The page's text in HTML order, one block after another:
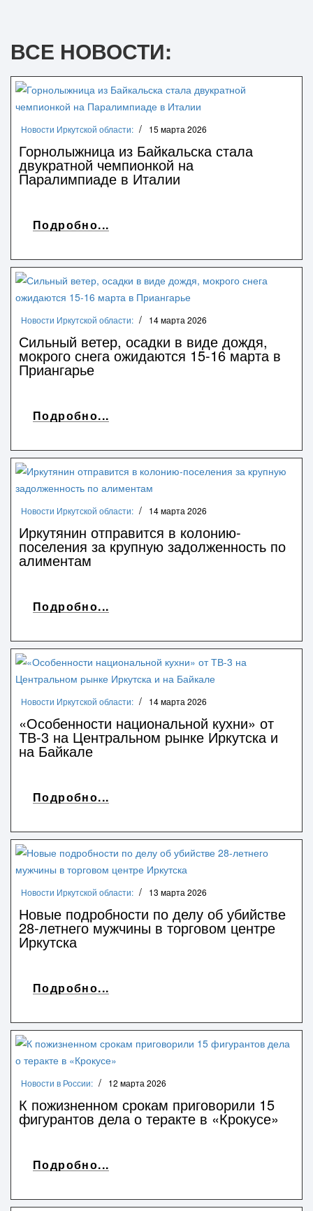
ВСЕ НОВОСТИ:
Новости Иркутской области: 15 марта 2026
Горнолыжница из Байкальска стала
двукратной чемпионкой на
Паралимпиаде в Италии
Подробно...
Новости Иркутской области: 14 марта 2026
Сильный ветер, осадки в виде дождя,
мокрого снега ожидаются 15-16 марта в
Приангарье
Подробно...
Новости Иркутской области: 14 марта 2026
Иркутянин отправится в колонию-
поселения за крупную задолженность по
алиментам
Подробно...
Новости Иркутской области: 14 марта 2026
«Особенности национальной кухни» от
ТВ-3 на Центральном рынке Иркутска и
на Байкале
Подробно...
Новости Иркутской области: 13 марта 2026
Новые подробности по делу об убийстве
28-летнего мужчины в торговом центре
Иркутска
Подробно...
Новости в России: 12 марта 2026
К пожизненном срокам приговорили 15
фигурантов дела о теракте в «Крокусе»
Подробно...